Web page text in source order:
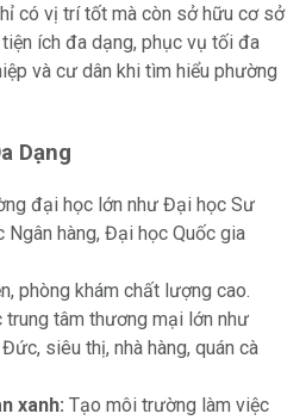
có vị trí tốt mà còn sở hữu cơ sở
ích đa dạng, phục vụ tối đa
và cư dân khi tìm hiểu phường
Dạng
đại học lớn như Đại học Sư
hàng, Đại học Quốc gia
phòng khám chất lượng cao.
trung tâm thương mại lớn như
siêu thị, nhà hàng, quán cà
xanh: Tạo môi trường làm việc